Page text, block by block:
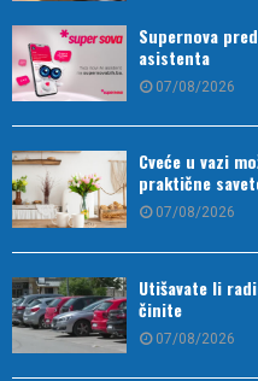
Supernova
asistenta
07/08/2026
Cveće u vazi
praktične
07/08/2026
Utišavate li
činite
07/08/2026